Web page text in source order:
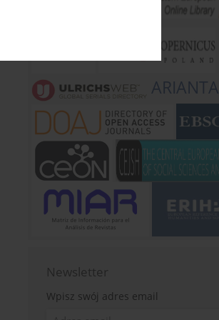
ARIANTA
Newsletter
Wpisz swój adres email